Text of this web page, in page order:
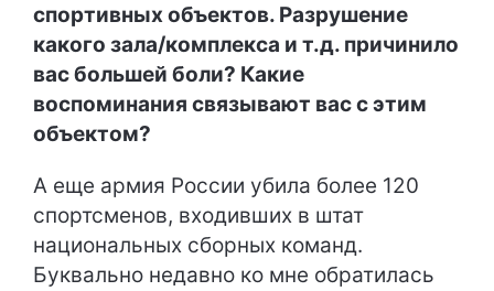
спортивных объектов. Разрушение
какого зала/комплекса и т.д. причинило
вас большей боли? Какие
воспоминания связывают вас с этим
объектом?
А еще армия России убила более 120
спортсменов, входивших в штат
национальных сборных команд.
Буквально недавно ко мне обратилась